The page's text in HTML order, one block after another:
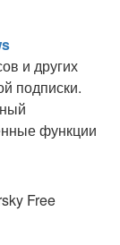
и других
подписки.
функции
Free